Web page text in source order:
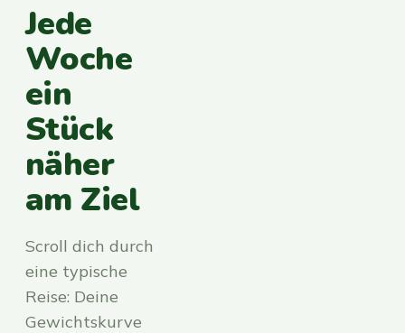
Jede
Woche
ein
Stück
näher
am Ziel
Scroll dich durch
eine typische
Reise: Deine
Gewichtskurve